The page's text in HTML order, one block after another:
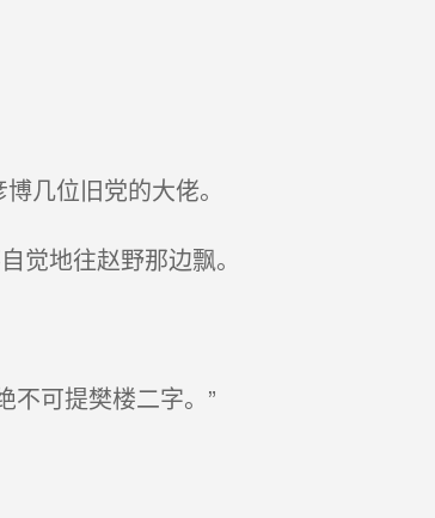
几位旧党的大佬。
觉地往赵野那边飘。
可提樊楼二字。”